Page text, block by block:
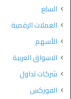
السلع
العملات الرقمية
الأسهم
الاسواق العربية
شركات تداول
الفوركس